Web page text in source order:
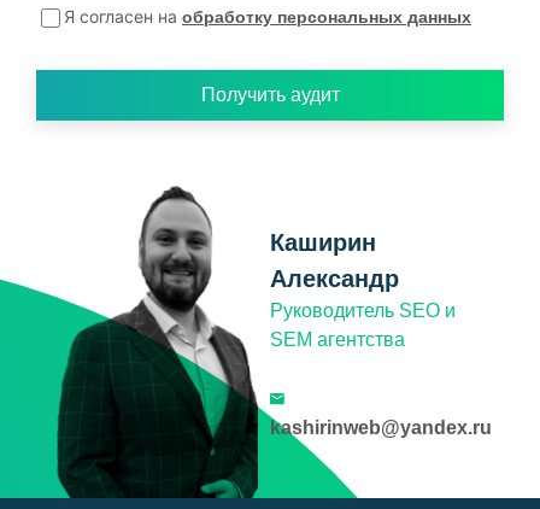
Я согласен на обработку персональных данных
Получить аудит
Каширин
Александр
Руководитель SEO и
SEM агентства
kashirinweb@yandex.ru